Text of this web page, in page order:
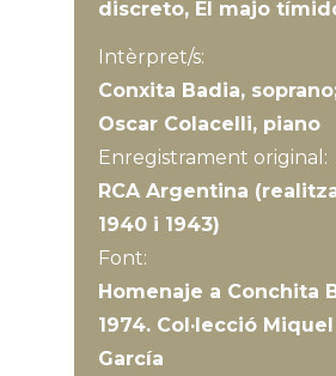
discreto, El majo
Intèrpret/s:
Conxita Badia,
Oscar Colacelli, piano
Enregistrament original:
RCA Argentina
1940 i 1943)
Font:
Homenaje a Conchita
1974. Col·lecció
García